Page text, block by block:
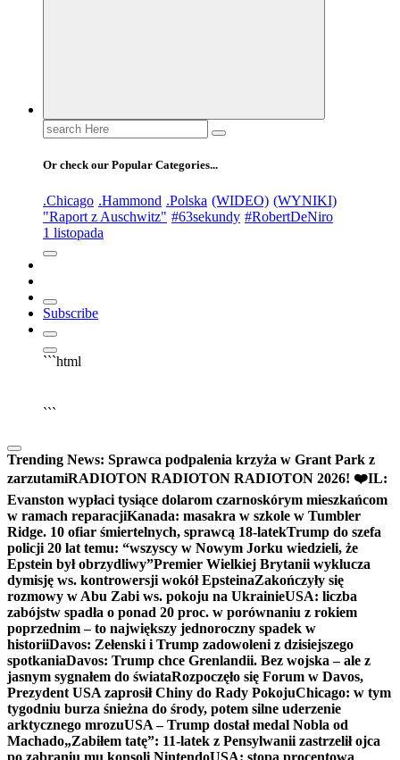
Search
for:
Or check our Popular Categories...
.Chicago .Hammond .Polska (WIDEO) (WYNIKI)
"Raport z Auschwitz" #63sekundy #RobertDeNiro
1 listopada
Subscribe
```html
```
Trending News: Sprawca podpalenia krzyża w Grant Park z
zarzutamiRADIOTON RADIOTON RADIOTON 2026! ❤️IL:
Evanston wypłaci tysiące dolarom czarnoskórym mieszkańcom
w ramach reparacjiKanada: masakra w szkole w Tumbler
Ridge. 10 ofiar śmiertelnych, sprawcą 18-latekTrump do szefa
policji 20 lat temu: “wszyscy w Nowym Jorku wiedzieli, że
Epstein był obrzydliwy”Premier Wielkiej Brytanii wyklucza
dymisję ws. kontrowersji wokół EpsteinaZakończyły się
rozmowy w Abu Zabi ws. pokoju na UkrainieUSA: liczba
zabójstw spadła o ponad 20 proc. w porównaniu z rokiem
poprzednim – to największy jednoroczny spadek w
historiiDavos: Zełenski i Trump zadowoleni z dzisiejszego
spotkaniaDavos: Trump chce Grenlandii. Bez wojska – ale z
jasnym sygnałem do świataRozpoczęło się Forum w Davos,
Prezydent USA zaprosił Chiny do Rady PokojuChicago: w tym
tygodniu burza śnieżna do środy, potem silne uderzenie
arktycznego mrozuUSA – Trump dostał medal Nobla od
Machado„Zabiłem tatę”: 11-latek z Pensylwanii zastrzelił ojca
po zabraniu mu konsoli NintendoUSA: stopa procentowa